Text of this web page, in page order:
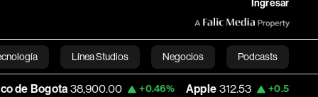
Ingresar
Línea Studios Negocios Podcasts
English
38,900.00 +0.46% Apple 312.53 +0.51% USD COP